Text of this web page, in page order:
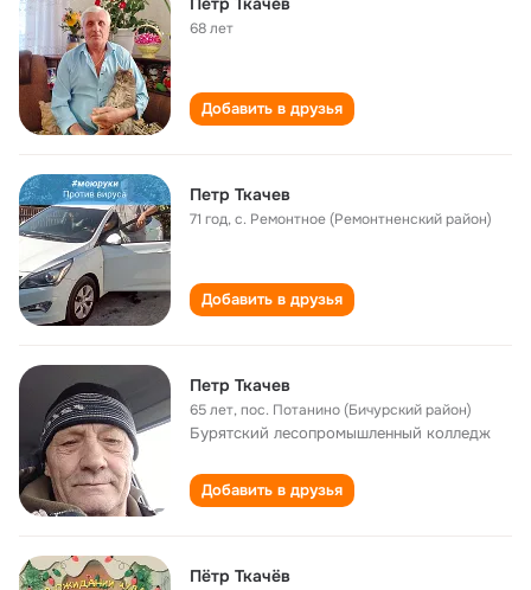
68 лет
Добавить в друзья
Петр Ткачев
71 год,с. Ремонтное (Ремонтненский район)
Добавить в друзья
Петр Ткачев
65 лет,пос. Потанино (Бичурский район)
Бурятский лесопромышленный колледж
Добавить в друзья
Пётр Ткачёв